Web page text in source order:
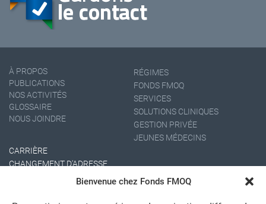
Bienvenue chez Fonds FMOQ
À PROPOS
PUBLICATIONS
NOS ACTIVITÉS
GLOSSAIRE
NOUS JOINDRE
RÉGIMES
FONDS FMOQ
SERVICES
SOLUTIONS CLINIQUES
GESTION PRIVÉE
JEUNES MÉDECINS
CARRIÈRE
CHANGEMENT D'ADRESSE